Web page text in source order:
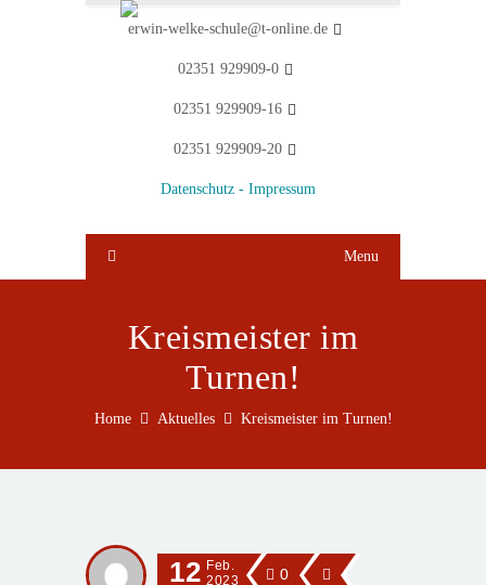
erwin-welke-schule@t-online.de
02351 929909-0
02351 929909-16
02351 929909-20
Datenschutz - Impressum
Menu
Kreismeister im
Turnen!
Home Aktuelles Kreismeister im Turnen!
12 Feb.
2023
0